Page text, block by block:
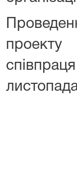
проекту